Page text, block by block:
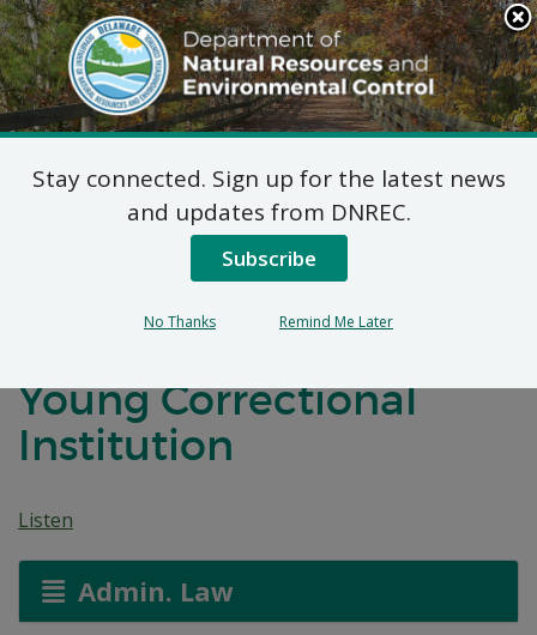
Search
This
Site
DNREC Menu
7 DE Código de Admin.
1102 Solicitudes de
Permisos Naturales
Young Correctional
Institution
Listen
Admin. Law
Stay connected. Sign up for the latest news
and updates from DNREC.
Subscribe
No Thanks Remind Me Later